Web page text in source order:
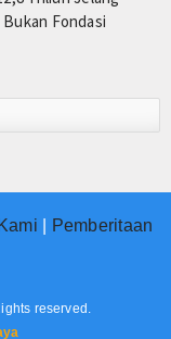
Fondasi
Pemberitaan
reserved.